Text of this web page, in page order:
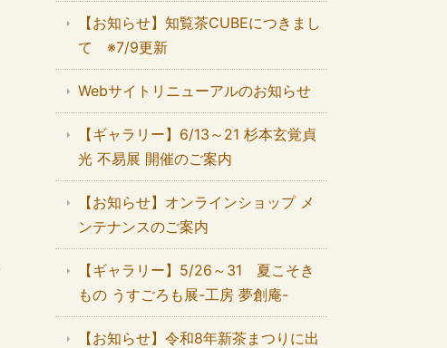
【お知らせ】知覧茶CUBEにつきまし
て ※7/9更新
Webサイトリニューアルのお知らせ
【ギャラリー】6/13～21 杉本玄覚貞
光 不易展 開催のご案内
【お知らせ】オンラインショップ メ
ンテナンスのご案内
【ギャラリー】5/26～31 夏こそき
もの うすごろも展-工房 夢創庵-
【お知らせ】令和8年新茶まつりに出